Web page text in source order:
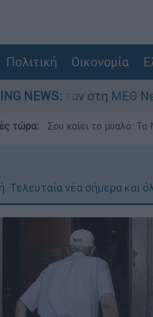
Πολιτική Οικονομία
NEWS:
ΜΕΘ Νεογνών
τώρα: Σου καίει το μυαλό:
Τελευταία νέα σήμερα και